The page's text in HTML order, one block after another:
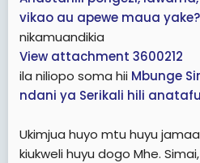
unaemuita Yuda? Kama Yuda
nini wewe Mzanzibari?
Watanzania ni nani? Ukiona
Tanzania rudi kwenu Zanzibar
Tanzania. Hata Shabibu
Tanzania, sio Zanzibar, kwa
vikao au apewe maua yake?
nikamuandikia
View attachment 3600212
ila niliopo soma hii Mbunge
ndani ya Serikali hili
Ukimjua huyo mtu huyu
kiukweli huyu dogo Mhe.